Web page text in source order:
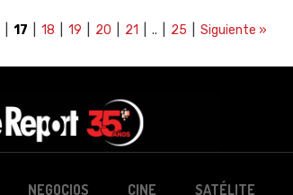
17 18 19 20 21 | .. | 25 Siguiente »
NEGOCIOS CINE SATÉLITE